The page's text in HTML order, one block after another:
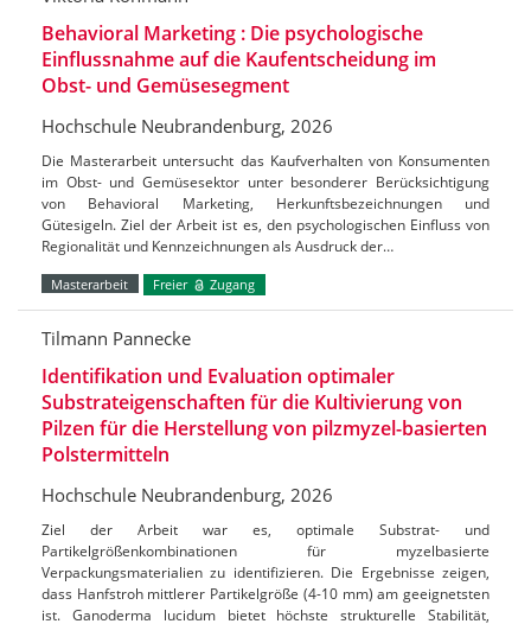
Behavioral Marketing : Die psychologische
Einflussnahme auf die Kaufentscheidung im
Obst- und Gemüsesegment
Hochschule Neubrandenburg, 2026
Die Masterarbeit untersucht das Kaufverhalten von Konsumenten
im Obst- und Gemüsesektor unter besonderer Berücksichtigung
von Behavioral Marketing, Herkunftsbezeichnungen und
Gütesigeln. Ziel der Arbeit ist es, den psychologischen Einfluss von
Regionalität und Kennzeichnungen als Ausdruck der…
Masterarbeit Freier Zugang
Tilmann Pannecke
Identifikation und Evaluation optimaler
Substrateigenschaften für die Kultivierung von
Pilzen für die Herstellung von pilzmyzel-basierten
Polstermitteln
Hochschule Neubrandenburg, 2026
Ziel der Arbeit war es, optimale Substrat- und
Partikelgrößenkombinationen für myzelbasierte
Verpackungsmaterialien zu identifizieren. Die Ergebnisse zeigen,
dass Hanfstroh mittlerer Partikelgröße (4-10 mm) am geeignetsten
ist. Ganoderma lucidum bietet höchste strukturelle Stabilität,